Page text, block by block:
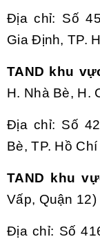
Địa chỉ: Số
Gia Định, TP.
TAND khu
H. Nhà Bè, H.
Địa chỉ: Số
Bè, TP. Hồ Chí
TAND khu
Vấp, Quận 12)
Địa chỉ: Số